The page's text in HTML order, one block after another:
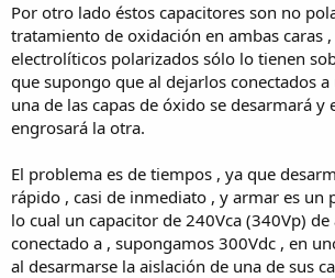
Por otro lado éstos capacitores son no
tratamiento de oxidación en ambas caras
electrolíticos polarizados sólo lo tienen
que supongo que al dejarlos conectados a
una de las capas de óxido se desarmará y
engrosará la otra.
El problema es de tiempos , ya que
rápido , casi de inmediato , y armar es un
lo cual un capacitor de 240Vca (340Vp)
conectado a , supongamos 300Vdc , en
al desarmarse la aislación de una de sus